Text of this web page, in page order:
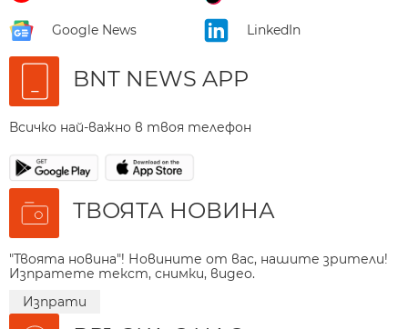
Google News LinkedIn
BNT NEWS APP
Всичко най-важно в твоя телефон
ТВОЯТА НОВИНА
"Твоята новина"! Новините от вас, нашите зрители!
Изпратете текст, снимки, видео.
Изпрати